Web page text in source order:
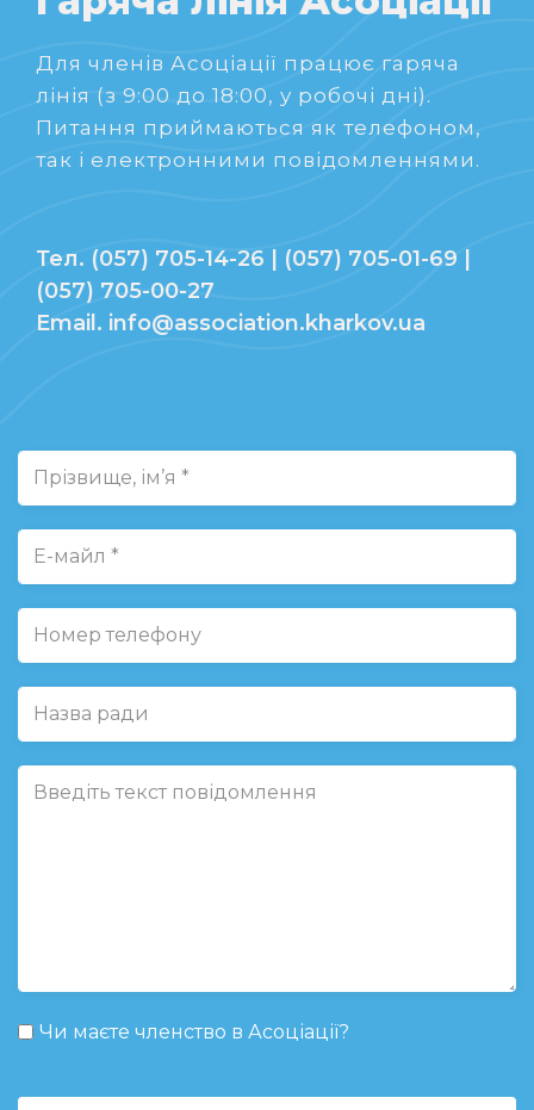
Для членів Асоціації працює гаряча
лінія (з 9:00 до 18:00, у робочі дні).
Питання приймаються як телефоном,
так і електронними повідомленнями.
Тел. (057) 705-14-26 | (057) 705-01-69 |
(057) 705-00-27
Email. info@association.kharkov.ua
Чи маєте членство в Асоціації?